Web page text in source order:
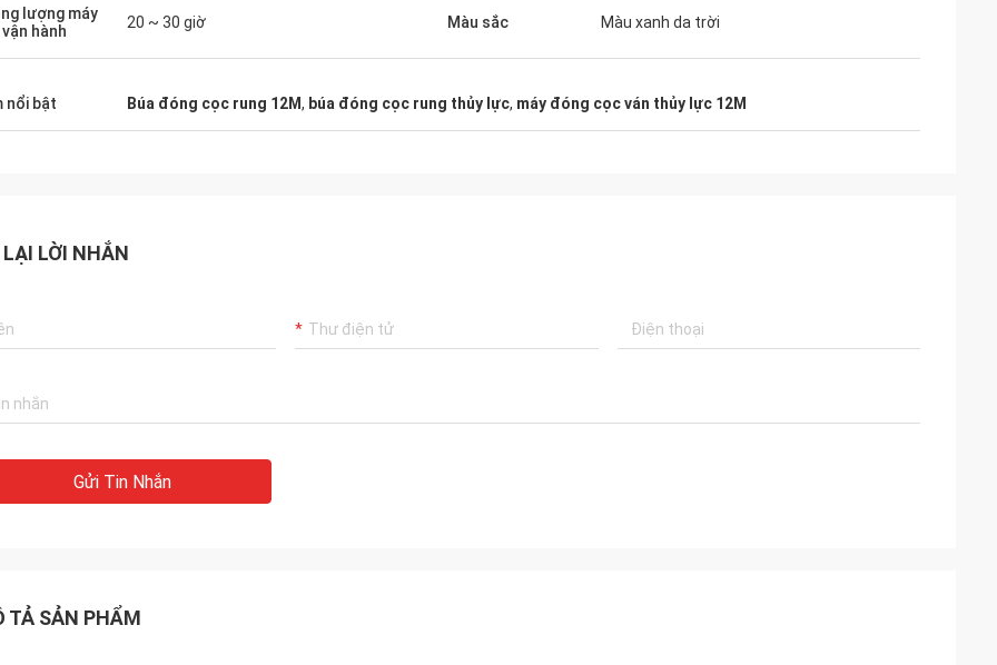
lượng máy
hành
20 ~ 30 giờ Màu sắc Màu xanh da trời
nổi bật Búa đóng cọc rung 12M, búa đóng cọc rung thủy lực, máy đóng cọc ván thủy lực 12M
LỜI NHẮN
Gửi Tin Nhắn
TẢ SẢN PHẨM